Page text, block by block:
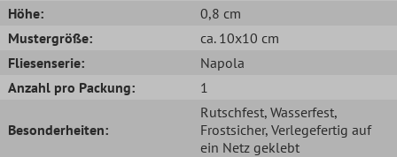
Höhe:
0,8 cm
Mustergröße:
ca. 10x10 cm
Fliesenserie:
Napola
Anzahl pro Packung:
1
Besonderheiten:
Rutschfest, Wasserfest,
Frostsicher, Verlegefertig auf
ein Netz geklebt